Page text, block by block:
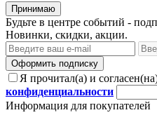
Принимаю
Будьте в центре событий -
Новинки, скидки, акции.
Оформить подписку
Я прочитал(а) и
конфиденциальности
Информация для покупателей